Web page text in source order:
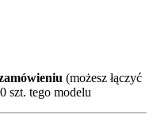
(możesz łączyć
szt. tego modelu